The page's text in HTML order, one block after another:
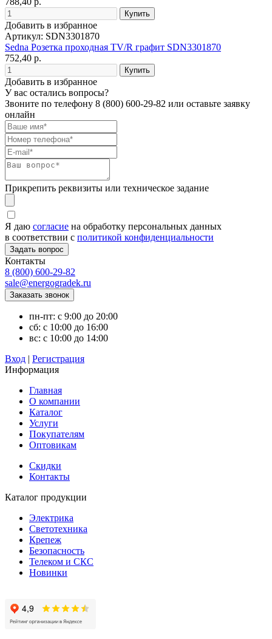
Добавить в избранное
Артикул: SDN3301870
Sedna Розетка проходная TV/R графит SDN3301870
752,40 р.
Добавить в избранное
У вас остались вопросы?
Звоните по телефону 8 (800) 600-29-82 или оставьте заявку
онлайн
Прикрепить реквизиты или техническое задание
Я даю согласие на обработку персональных данных
в соответствии с политикой конфиденциальности
Контакты
8 (800) 600-29-82
sale@energogradek.ru
пн-пт: с 9:00 до 20:00
сб: с 10:00 до 16:00
вс: с 10:00 до 14:00
Вход | Регистрация
Информация
Главная
О компании
Каталог
Услуги
Покупателям
Оптовикам
Скидки
Контакты
Каталог продукции
Электрика
Светотехника
Крепеж
Безопасность
Телеком и СКС
Новинки